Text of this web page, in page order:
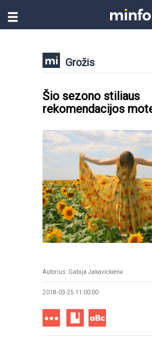
Grožis
Šio sezono stiliaus
rekomendacijos
Autorius: Gabija Jakavickienė
2018-03-25 11:00:00